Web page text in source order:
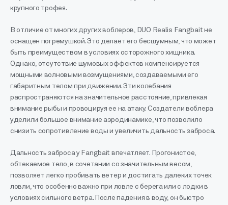
крупного трофея.
В отличие от многих других воблеров, DUO Realis Fangbait не
оснащен погремушкой. Это делает его бесшумным, что может
быть преимуществом в условиях осторожного хищника.
Однако, отсутствие шумовых эффектов компенсируется
мощными волновыми возмущениями, создаваемыми его
габаритным телом при движении. Эти колебания
распространяются на значительное расстояние, привлекая
внимание рыбы и провоцируя ее на атаку. Создатели воблера
уделили большое внимание аэродинамике, что позволило
снизить сопротивление воды и увеличить дальность заброса.
Дальность заброса у Fangbait впечатляет. Прогонистое,
обтекаемое тело, в сочетании со значительным весом,
позволяет легко пробивать ветер и достигать далеких точек
ловли, что особенно важно при ловле с берега или с лодки в
условиях сильного ветра. После падения в воду, он быстро